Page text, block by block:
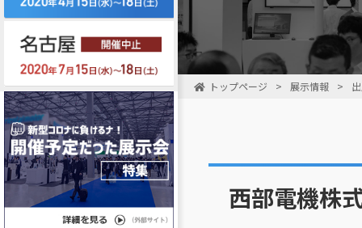
トップページ > 展示情報 >
西部電機株